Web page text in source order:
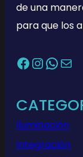
de una
para que los
Facebook InstagramWhatsApp Correo electrónico
Iluminación
Integración